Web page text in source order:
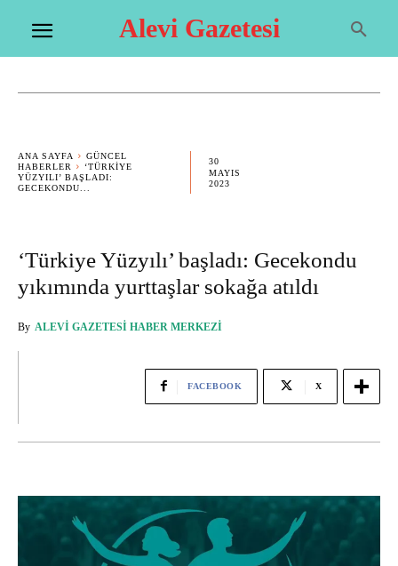
Alevi Gazetesi
ANA SAYFA
GÜNCEL
HABERLER
‘TÜRKIYE
YÜZYILI’ BAŞLADI:
GECEKONDU...
30
MAYIS
2023
‘Türkiye Yüzyılı’ başladı: Gecekondu
yıkımında yurttaşlar sokağa atıldı
By ALEVI GAZETESI HABER MERKEZI
FACEBOOK X